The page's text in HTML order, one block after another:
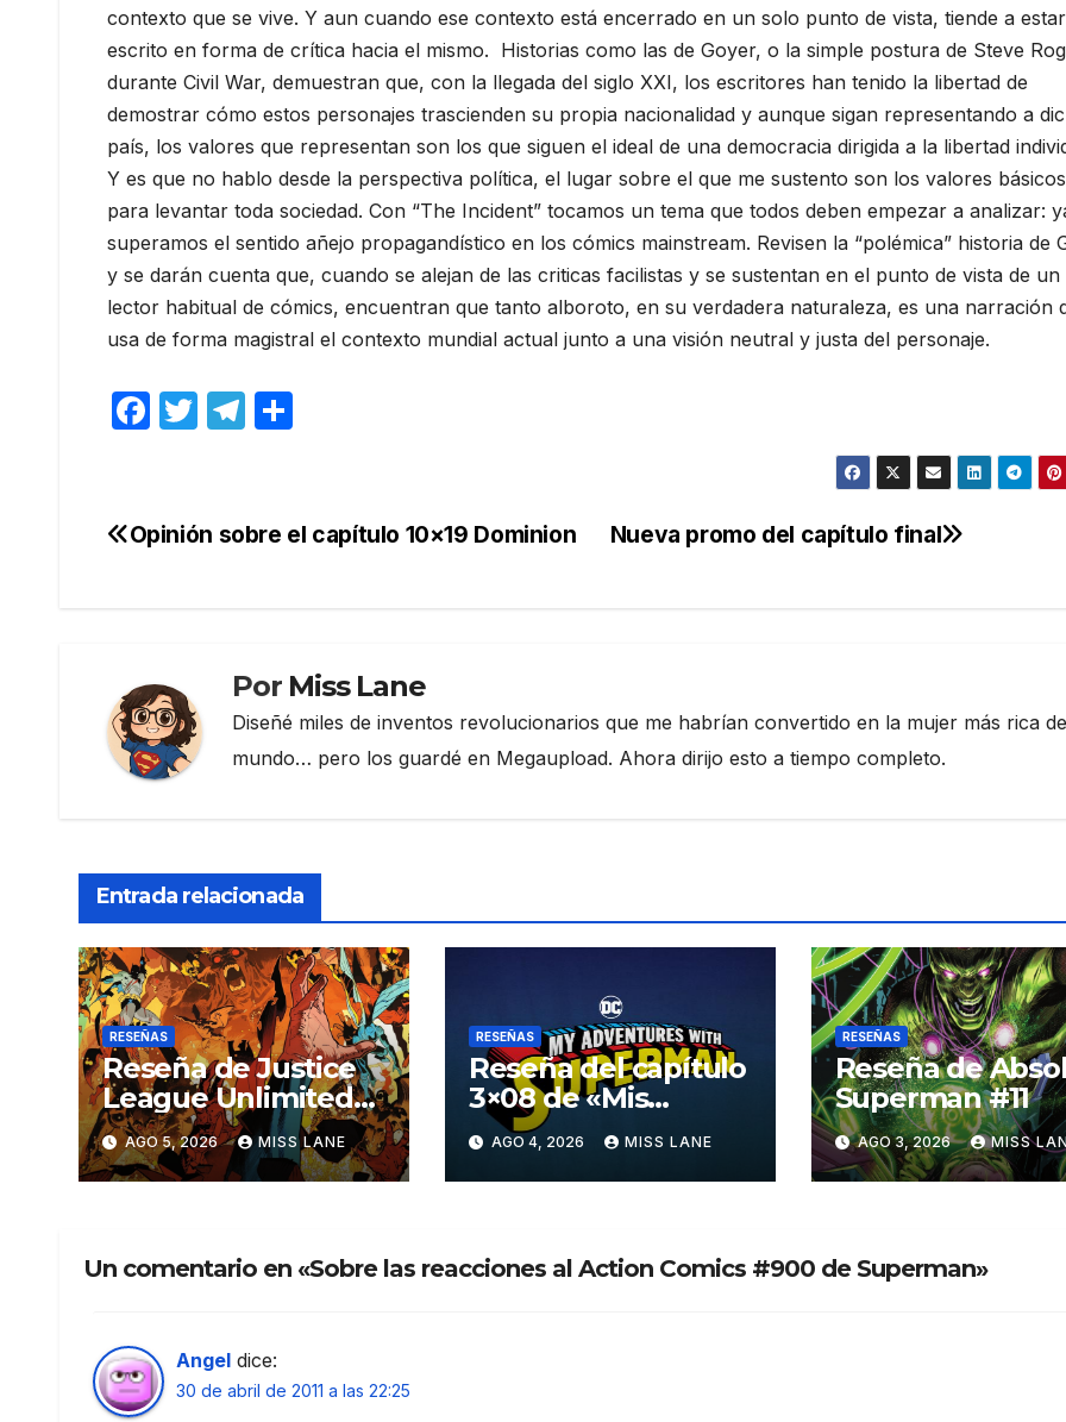
contexto que se vive. Y aun cuando ese contexto está encerrado en un solo punto de vista, tiende a estar
escrito en forma de crítica hacia el mismo. Historias como las de Goyer, o la simple postura de Steve
durante Civil War, demuestran que, con la llegada del siglo XXI, los escritores han tenido la libertad de
demostrar cómo estos personajes trascienden su propia nacionalidad y aunque sigan representando a
país, los valores que representan son los que siguen el ideal de una democracia dirigida a la libertad
Y es que no hablo desde la perspectiva política, el lugar sobre el que me sustento son los valores básicos
para levantar toda sociedad. Con “The Incident” tocamos un tema que todos deben empezar a analizar:
superamos el sentido añejo propagandístico en los cómics mainstream. Revisen la “polémica” historia de
y se darán cuenta que, cuando se alejan de las criticas facilistas y se sustentan en el punto de vista de un
lector habitual de cómics, encuentran que tanto alboroto, en su verdadera naturaleza, es una narración
usa de forma magistral el contexto mundial actual junto a una visión neutral y justa del personaje.
F
e
b
k
T
er
T
gr p
Navegación
Nueva promo del capítulo final
Opinión sobre el capítulo 10×19 Dominion
Por Miss Lane
Diseñé miles de inventos revolucionarios que me habrían convertido en la mujer más rica
mundo… pero los guardé en Megaupload. Ahora dirijo esto a tiempo completo.
Entrada relacionada
RESEÑAS
Reseña de Justice
League Unlimited
#11AGO 5, 2026 MISS LANE
RESEÑAS
Reseña del capítulo
3×08 de «Mis
aventuras con
Superman»
AGO 4, 2026 MISS LANE
RESEÑAS
Reseña de
Superman #11
AGO 3, 2026 MISS
Un comentario en «Sobre las reacciones al Action Comics #900 de Superman»
Angel dice:
30 de abril de 2011 a las 22:25